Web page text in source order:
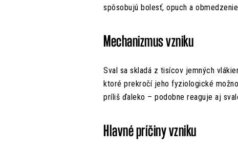
spôsobujú bolesť, opuch a
Mechanizmus vzniku
Sval sa skladá z tisícov jemných
ktoré prekročí jeho fyziologické
príliš ďaleko – podobne reaguje aj
Hlavné príčiny vzniku